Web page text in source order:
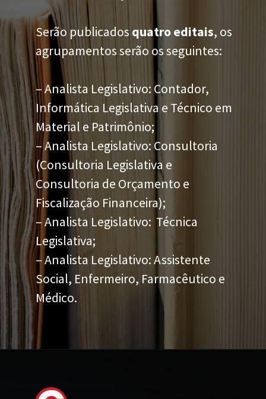
Serão publicados quatro editais, os
agrupamentos serão os seguintes:
– Analista Legislativo: Contador,
Informática Legislativa e Técnico em
Material e Patrimônio;
– Analista Legislativo: Consultoria
(Consultoria Legislativa e
Consultoria de Orçamento e
Fiscalização Financeira);
– Analista Legislativo: Técnica
Legislativa;
– Analista Legislativo: Assistente
Social, Enfermeiro, Farmacêutico e
Médico.